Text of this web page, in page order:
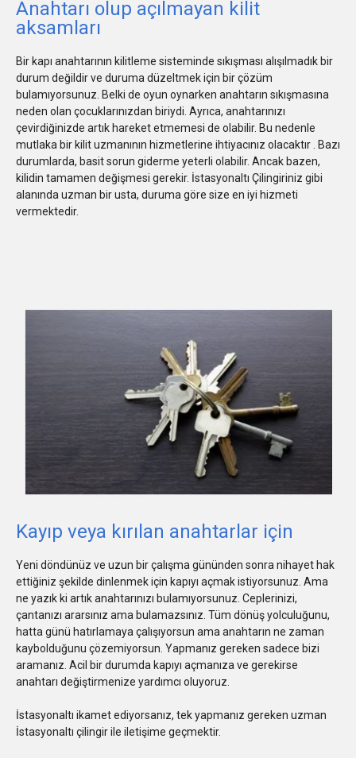
Anahtarı olup açılmayan kilit
aksamları
Bir kapı anahtarının kilitleme sisteminde sıkışması alışılmadık bir
durum değildir ve duruma düzeltmek için bir çözüm
bulamıyorsunuz. Belki de oyun oynarken anahtarın sıkışmasına
neden olan çocuklarınızdan biriydi. Ayrıca, anahtarınızı
çevirdiğinizde artık hareket etmemesi de olabilir. Bu nedenle
mutlaka bir kilit uzmanının hizmetlerine ihtiyacınız olacaktır . Bazı
durumlarda, basit sorun giderme yeterli olabilir. Ancak bazen,
kilidin tamamen değişmesi gerekir. İstasyonaltı Çilingiriniz gibi
alanında uzman bir usta, duruma göre size en iyi hizmeti
vermektedir.
Kayıp veya kırılan anahtarlar için
Yeni döndünüz ve uzun bir çalışma gününden sonra nihayet hak
ettiğiniz şekilde dinlenmek için kapıyı açmak istiyorsunuz. Ama
ne yazık ki artık anahtarınızı bulamıyorsunuz. Ceplerinizi,
çantanızı ararsınız ama bulamazsınız. Tüm dönüş yolculuğunu,
hatta günü hatırlamaya çalışıyorsun ama anahtarın ne zaman
kaybolduğunu çözemiyorsun. Yapmanız gereken sadece bizi
aramanız. Acil bir durumda kapıyı açmanıza ve gerekirse
anahtarı değiştirmenize yardımcı oluyoruz.
İstasyonaltı ikamet ediyorsanız, tek yapmanız gereken uzman
İstasyonaltı çilingir ile iletişime geçmektir.